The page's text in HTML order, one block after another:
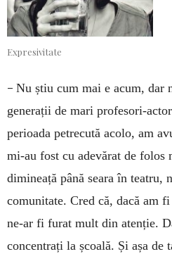
Expresivitate
– Nu știu cum mai e acum, dar
generații de mari profesori-
perioada petrecută acolo, am
mi-au fost cu adevărat de folos
dimineață până seara în teatru,
comunitate. Cred că, dacă am
ne-ar fi furat mult din atenție.
concentrați la școală. Și așa de